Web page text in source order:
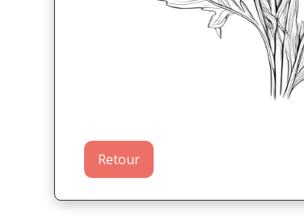
Retour